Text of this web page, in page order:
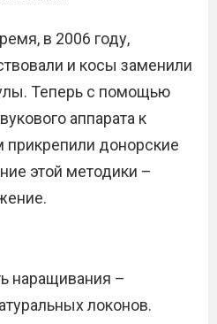
в 2006 году,
и косы заменили
Теперь с помощью
аппарата к
прикрепили донорские
этой методики –
наращивания –
локонов.